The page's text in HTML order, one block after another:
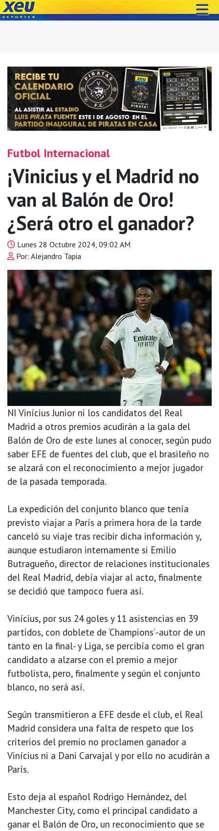
Futbol Internacional
¡Vinicius y el Madrid no
van al Balón de Oro!
¿Será otro el ganador?
Lunes 28 Octubre 2024, 09:02 AM
Por: Alejandro Tapia
NI Vinícius Junior ni los candidatos del Real
Madrid a otros premios acudirán a la gala del
Balón de Oro de este lunes al conocer, según pudo
saber EFE de fuentes del club, que el brasileño no
se alzará con el reconocimiento a mejor jugador
de la pasada temporada.
La expedición del conjunto blanco que tenía
previsto viajar a París a primera hora de la tarde
canceló su viaje tras recibir dicha información y,
aunque estudiaron internamente si Emilio
Butragueño, director de relaciones institucionales
del Real Madrid, debía viajar al acto, finalmente
se decidió que tampoco fuera así.
Vinícius, por sus 24 goles y 11 asistencias en 39
partidos, con doblete de ‘Champions’ -autor de un
tanto en la final- y Liga, se percibía como el gran
candidato a alzarse con el premio a mejor
futbolista, pero, finalmente y según el conjunto
blanco, no será así.
Según transmitieron a EFE desde el club, el Real
Madrid considera una falta de respeto que los
criterios del premio no proclamen ganador a
Vinícius ni a Dani Carvajal y por ello no acudirán a
París.
Esto deja al español Rodrigo Hernández, del
Manchester City, como el principal candidato a
ganar el Balón de Oro, un reconocimiento que se